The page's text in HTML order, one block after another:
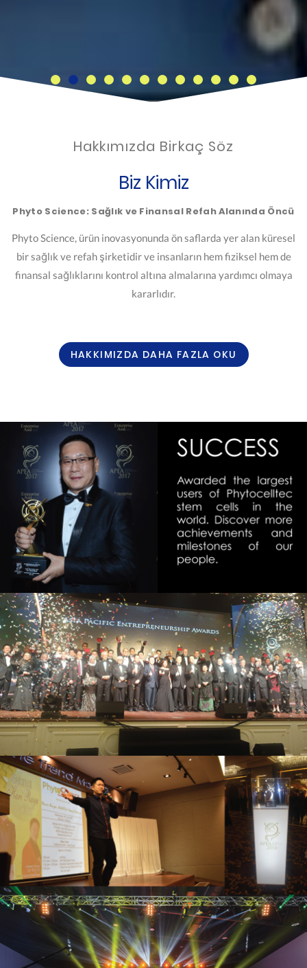
Hakkımızda Birkaç Söz
Biz Kimiz
Phyto Science: Sağlık ve Finansal Refah Alanında Öncü
Phyto Science, ürün inovasyonunda ön saflarda yer alan küresel
bir sağlık ve refah şirketidir ve insanların hem fiziksel hem de
finansal sağlıklarını kontrol altına almalarına yardımcı olmaya
kararlıdır.
HAKKIMIZDA DAHA FAZLA OKU